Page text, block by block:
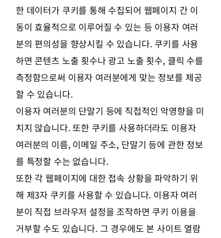
한 데이터가 쿠키를 통해 수집되어 웹페이지 간 이
동이 효율적으로 이루어질 수 있는 등 이용자 여러
분의 편의성을 향상시킬 수 있습니다. 쿠키를 사용
하면 콘텐츠 노출 횟수나 광고 노출 횟수, 클릭 수를
측정함으로써 이용자 여러분에게 맞는 정보를 제공
할 수 있습니다.
이용자 여러분의 단말기 등에 직접적인 악영향을 미
치지 않습니다. 또한 쿠키를 사용하더라도 이용자
여러분의 이름, 이메일 주소, 단말기 등에 관한 정보
를 특정할 수는 없습니다.
또한 각 웹페이지에 대한 접속 상황을 파악하기 위
해 제3자 쿠키를 사용할 수 있습니다. 이용자 여러
분이 직접 브라우저 설정을 조작하면 쿠키 이용을
거부할 수도 있습니다. 그 경우에도 본 사이트 열람